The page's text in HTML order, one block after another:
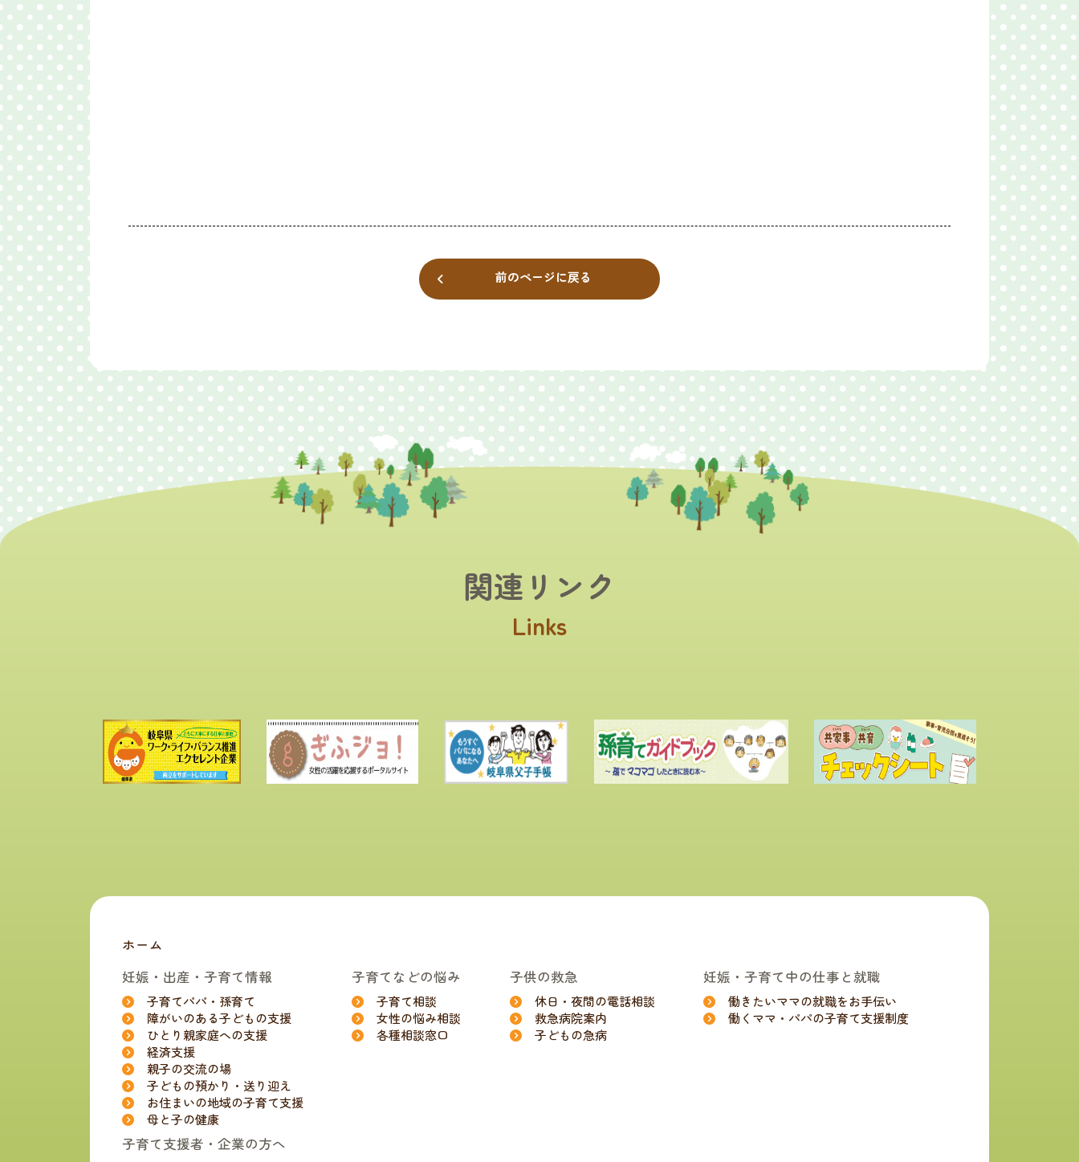
前のページに戻る
関連リンク
Links
ホーム
妊娠・出産・子育て情報
子育てパパ・孫育て
障がいのある子どもの支援
ひとり親家庭への支援
経済支援
親子の交流の場
子どもの預かり・送り迎え
お住まいの地域の子育て支援
母と子の健康
子育てなどの悩み
子育て相談
女性の悩み相談
各種相談窓口
子供の救急
休日・夜間の電話相談
救急病院案内
子どもの急病
妊娠・子育て中の仕事と就職
働きたいママの就職をお手伝い
働くママ・パパの子育て支援制度
子育て支援者・企業の方へ